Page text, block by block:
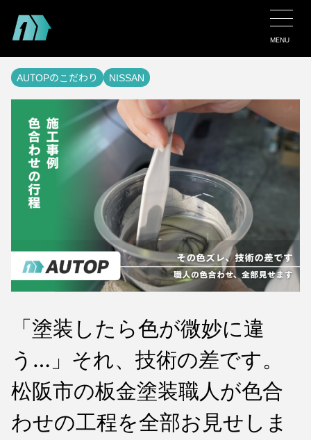
MENU
AUTOPのこだわり NISSAN
「塗装したら色が微妙に違
う…」それ、技術の差です。
松阪市の板金塗装職人が色合
わせの工程を全部お見せしま